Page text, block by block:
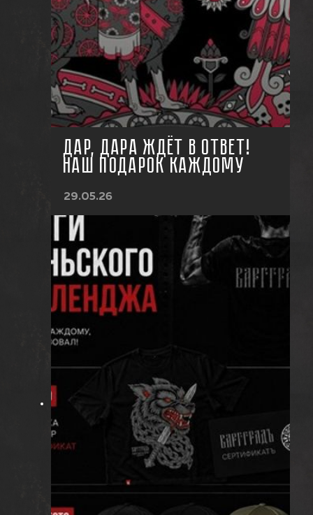
ДАР, ДАРА ЖДЁТ В ОТВЕТ!
НАШ ПОДАРОК КАЖДОМУ
29.05.26